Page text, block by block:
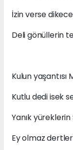
İzin verse
Deli gönüllerin
Kulun yaşantısı
Kutlu dedi isek
Yanık yüreklerin
Ey olmaz